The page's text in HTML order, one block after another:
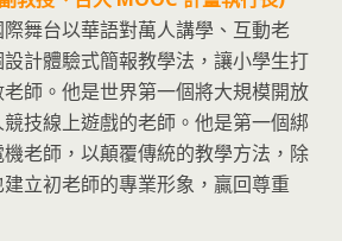
舞台以華語對萬人講學、互動老
計體驗式簡報教學法，讓小學生打
師。他是世界第一個將大規模開放
技線上遊戲的老師。他是第一個綁
老師，以顛覆傳統的教學方法，除
立初老師的專業形象，贏回尊重